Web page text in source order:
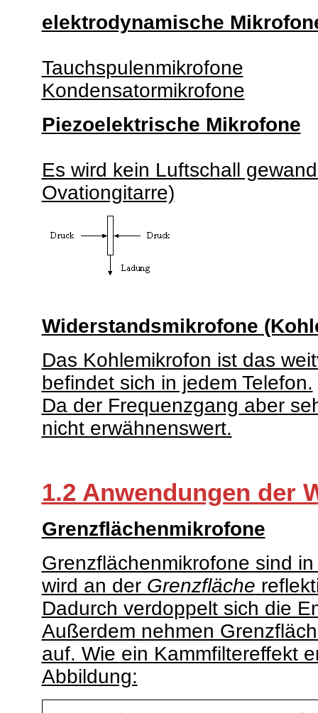
elektrodynamische
Tauchspulenmikrofone
Kondensatormikrofone
Piezoelektrische Mikrofone
Es wird kein Luftschall
Ovationgitarre)
Widerstandsmikrofone
Das Kohlemikrofon ist das
befindet sich in jedem Telefon.
Da der Frequenzgang aber
nicht erwähnenswert.
1.2 Anwendungen der
Grenzflächenmikrofone
Grenzflächenmikrofone sind
wird an der Grenzfläche
Dadurch verdoppelt sich die
Außerdem nehmen
auf. Wie ein Kammfiltereffekt
Abbildung: